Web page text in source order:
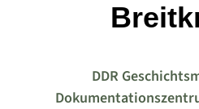
DDR